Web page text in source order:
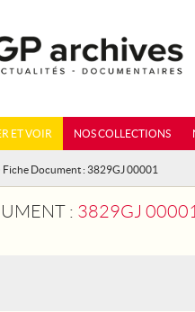
ET VOIR NOS COLLECTIONS
Fiche Document : 3829GJ 00001
: 3829GJ 00001 -